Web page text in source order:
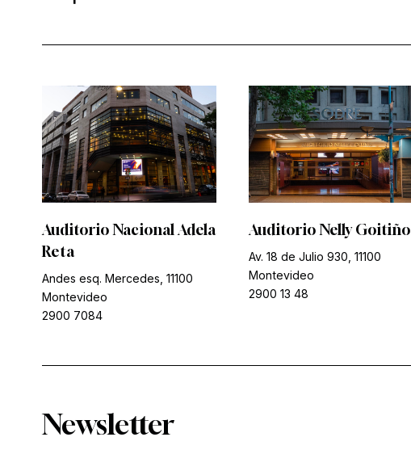
Auditorio Nacional Adela
Reta
Andes esq. Mercedes, 11100
Montevideo
2900 7084
Auditorio Nelly Goitiño
Av. 18 de Julio 930, 11100
Montevideo
2900 13 48
Newsletter